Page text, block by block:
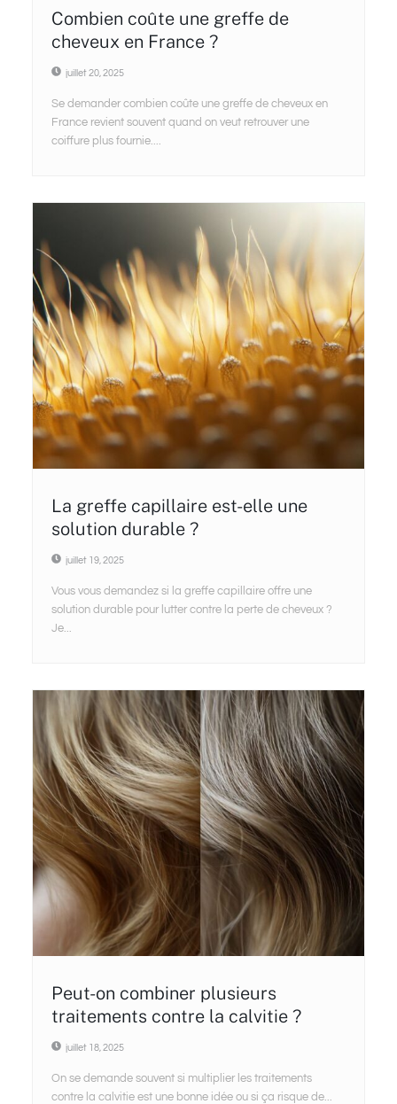
Combien coûte une greffe de
cheveux en France ?
juillet 20, 2025
Se demander combien coûte une greffe de cheveux en
France revient souvent quand on veut retrouver une
coiffure plus fournie....
La greffe capillaire est-elle une
solution durable ?
juillet 19, 2025
Vous vous demandez si la greffe capillaire offre une
solution durable pour lutter contre la perte de cheveux ?
Je...
Peut-on combiner plusieurs
traitements contre la calvitie ?
juillet 18, 2025
On se demande souvent si multiplier les traitements
contre la calvitie est une bonne idée ou si ça risque de...